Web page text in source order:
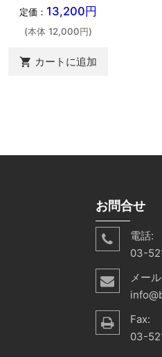
定価： 13,200円
(本体 12,000円)
shopping_cart カートに追加
お問合せ
電話:
03-
メー
Fax:
03-